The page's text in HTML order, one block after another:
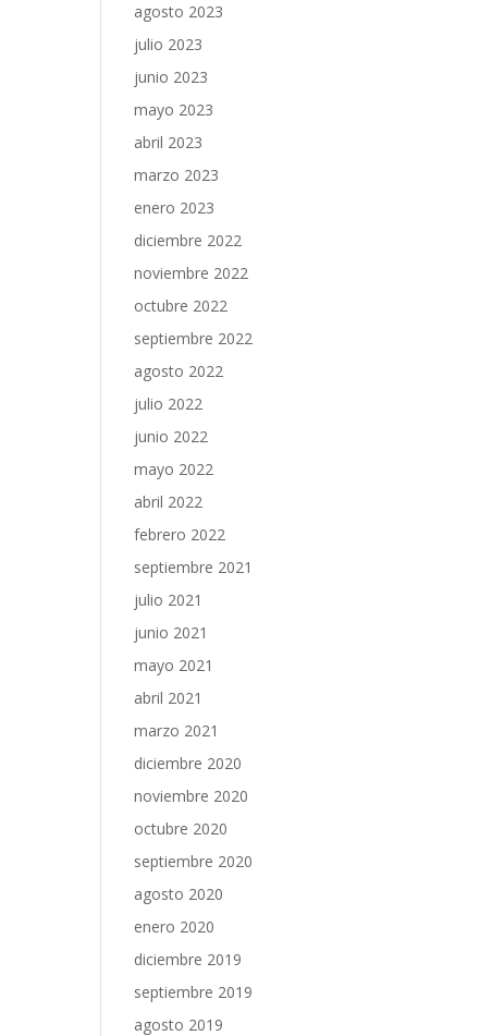
agosto 2023
julio 2023
junio 2023
mayo 2023
abril 2023
marzo 2023
enero 2023
diciembre 2022
noviembre 2022
octubre 2022
septiembre 2022
agosto 2022
julio 2022
junio 2022
mayo 2022
abril 2022
febrero 2022
septiembre 2021
julio 2021
junio 2021
mayo 2021
abril 2021
marzo 2021
diciembre 2020
noviembre 2020
octubre 2020
septiembre 2020
agosto 2020
enero 2020
diciembre 2019
septiembre 2019
agosto 2019